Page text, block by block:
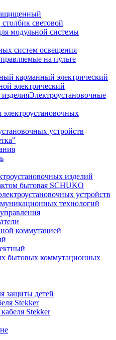
световой
модульной системы
систем освещения
на пульте
карманный электрический
электрический
Электроустановочные
устройств
изделий
бытовая SCHUKO
устройств
технологий
коммутацией
бытовых коммутационных
защиты детей
Stekker
Stekker